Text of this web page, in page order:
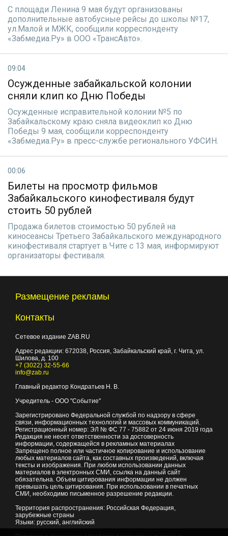
С площади Ленина 9 мая будут организованы
дополнительные автобусные рейсы до школы №17,
ул.Малой и МЖК, сообщили корреспонденту
«Забмедиа.Ру» в ООО «ТрансАвто».
09:04
Осужденные забайкальской колонии
сняли клип ко Дню Победы
Осужденные исправительной колонии №5 по
Забайкальскому краю сняла видеоклип ко Дню
Победы 9 мая, сообщили корреспонденту
«Забмедиа.Ру» в пресс-службе регионального УФСИН.
00:06
Билеты на просмотр фильмов
Забайкальского кинофестиваля будут
стоить 50 рублей
Продажа билетов стоимостью 50 рублей на
киносеансы Третьего Забайкальского международного
кинофестиваля стартует в Чите с 13 мая, информируют
организаторы фестиваля.
Размещение рекламы
Контакты
Сетевое издание ZAB.RU
Адрес редакции: 672038, Россия, Забайкальский край, г. Чита, ул.
Шилова, д. 100
+7 (3022) 32-55-66
info@zab.ru
Главный редактор Кондратьев Н. В.
Учредитель - ООО "Событие"
Зарегистрировано Федеральной службой по надзору в сфере
связи, информационных технологий и массовых коммуникаций.
Регистрационный номер: ЭЛ № ФС 77 - 75882 от 24 июня 2019 года
Редакция не несет ответственности за достоверность
информации, содержащейся в рекламных материалах
Запрещено полное или частичное копирование и использование
любых материалов сайта, как составных произведений, включая
тексты и изображения. При любом использовании данных
материалов в электронных СМИ, ссылка на данный сайт
обязательна. Объем цитирования информации не должен
превышать цель цитирования. При использовании в печатных
СМИ, необходимо письменное разрешение редакции.
Территория распространения: Российская Федерация,
зарубежные страны
Языки: русский, английский